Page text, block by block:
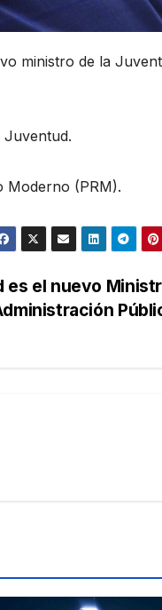
ministro de la
Juventud.
Moderno (PRM).
es el nuevo